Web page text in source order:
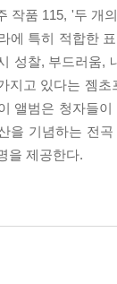
작품 115, '두 개
에 특히 적합한
성찰, 부드러움,
지고 있다는 젬
앨범은 청자들
을 기념하는 전
을 제공한다.